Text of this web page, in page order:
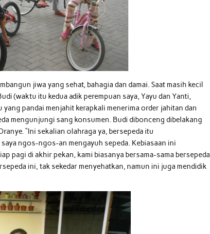
jiwa yang sehat, bahagia dan damai. Saat masih kecil
(waktu itu kedua adik perempuan saya, Yayu dan Yanti,
pandai menjahit kerapkali menerima order jahitan dan
mengunjungi sang konsumen. Budi dibonceng dibelakang
“Ini sekalian olahraga ya, bersepeda itu
ngos-ngos-an mengayuh sepeda. Kebiasaan ini
pagi di akhir pekan, kami biasanya bersama-sama bersepeda
ini, tak sekedar menyehatkan, namun ini juga mendidik